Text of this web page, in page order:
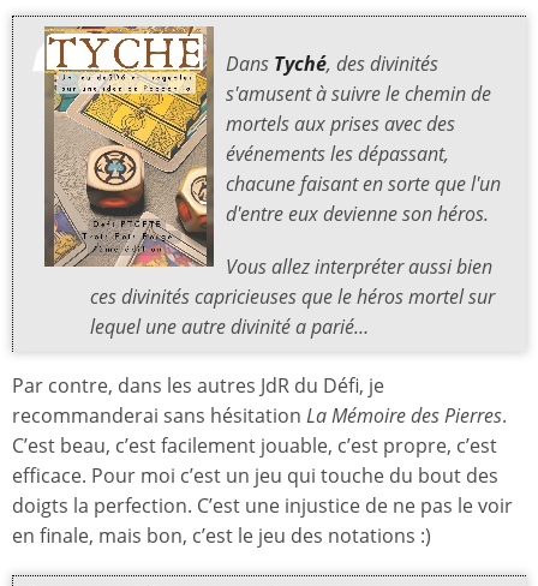
Dans Tyché, des divinités
s'amusent à suivre le chemin de
mortels aux prises avec des
événements les dépassant,
chacune faisant en sorte que l'un
d'entre eux devienne son héros.
Vous allez interpréter aussi bien
ces divinités capricieuses que le héros mortel sur
lequel une autre divinité a parié…
Par contre, dans les autres JdR du Défi, je
recommanderai sans hésitation La Mémoire des Pierres.
C’est beau, c’est facilement jouable, c’est propre, c’est
efficace. Pour moi c’est un jeu qui touche du bout des
doigts la perfection. C’est une injustice de ne pas le voir
en finale, mais bon, c’est le jeu des notations :)